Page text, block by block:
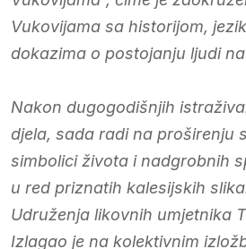
Vukovijama sa historijom,
dokazima o postojanju ljudi
Nakon dugogodišnjih
djela, sada radi na proširenju
simbolici života i nadgrobnih
u red priznatih kalesijskih
Udruženja likovnih umjetnika
Izlagao je na kolektivnim